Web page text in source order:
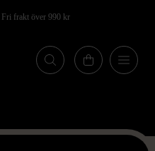
Fri frakt över 990 kr